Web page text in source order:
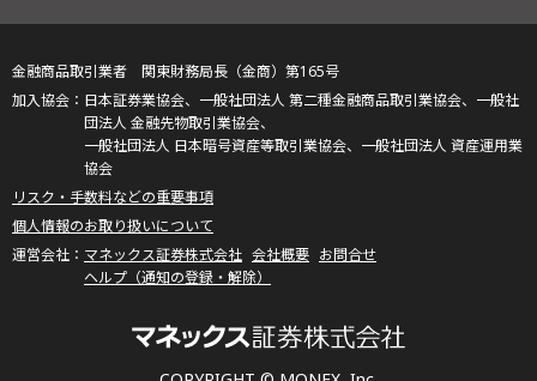
金融商品取引業者 関東財務局長（金商）第165号
日本証券業協会、一般社団法人 第二種金融商品取引業協会、一般社
団法人 金融先物取引業協会、
一般社団法人 日本暗号資産等取引業協会、一般社団法人 資産運用業
協会
リスク・手数料などの重要事項
個人情報のお取り扱いについて
マネックス証券株式会社 会社概要 お問合せ
ヘルプ（通知の登録・解除）